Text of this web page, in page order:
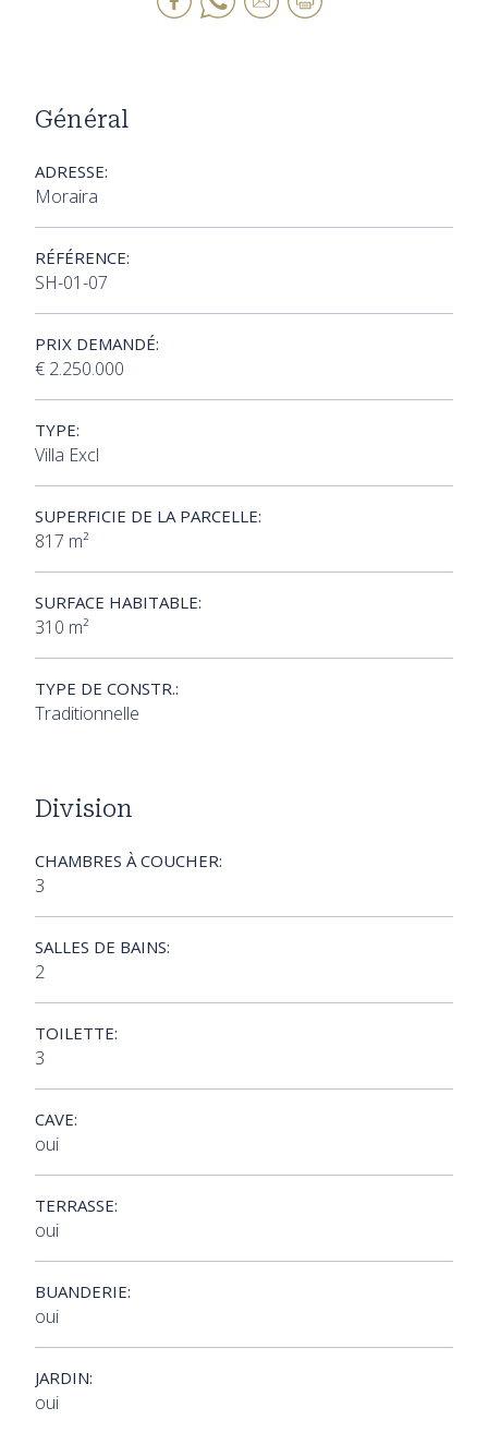
Général
ADRESSE:
Moraira
RÉFÉRENCE:
SH-01-07
PRIX DEMANDÉ:
€ 2.250.000
TYPE:
Villa Excl
SUPERFICIE DE LA PARCELLE:
817 m²
SURFACE HABITABLE:
310 m²
TYPE DE CONSTR.:
Traditionnelle
Division
CHAMBRES À COUCHER:
3
SALLES DE BAINS:
2
TOILETTE:
3
CAVE:
oui
TERRASSE:
oui
BUANDERIE:
oui
JARDIN:
oui